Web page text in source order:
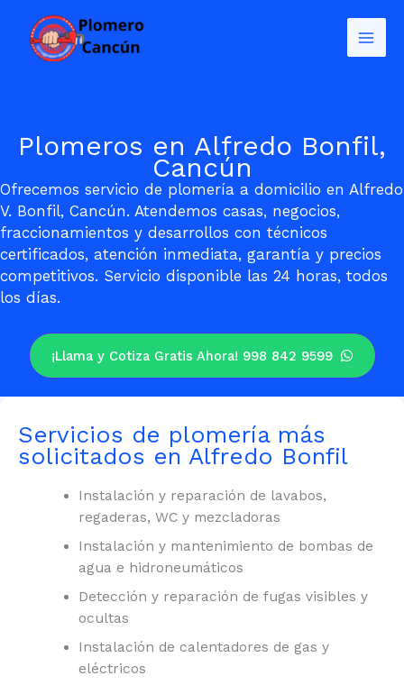
contenido
Plomeros en Alfredo Bonfil,
Cancún
Ofrecemos servicio de plomería a domicilio en Alfredo
V. Bonfil, Cancún. Atendemos casas, negocios,
fraccionamientos y desarrollos con técnicos
certificados, atención inmediata, garantía y precios
competitivos. Servicio disponible las 24 horas, todos
los días.
¡Llama y Cotiza Gratis Ahora! 998 842 9599
Servicios de plomería más
solicitados en Alfredo Bonfil
Instalación y reparación de lavabos,
regaderas, WC y mezcladoras
Instalación y mantenimiento de bombas de
agua e hidroneumáticos
Detección y reparación de fugas visibles y
ocultas
Instalación de calentadores de gas y
eléctricos